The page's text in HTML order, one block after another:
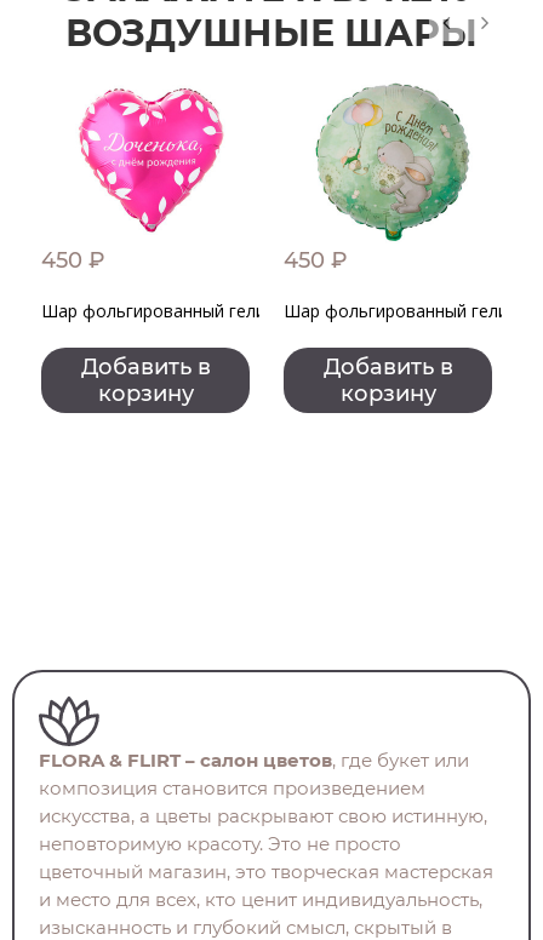
ВОЗДУШНЫЕ ШАРЫ
450 ₽
Шар фольгированный гелиевый Сердце "Доченька, с днем
Добавить в
корзину
450 ₽
Шар фольгированный
Добавить в
корзину
FLORA & FLIRT – салон цветов, где букет или
композиция становится произведением
искусства, а цветы раскрывают свою истинную,
неповторимую красоту. Это не просто
цветочный магазин, это творческая мастерская
и место для всех, кто ценит индивидуальность,
изысканность и глубокий смысл, скрытый в